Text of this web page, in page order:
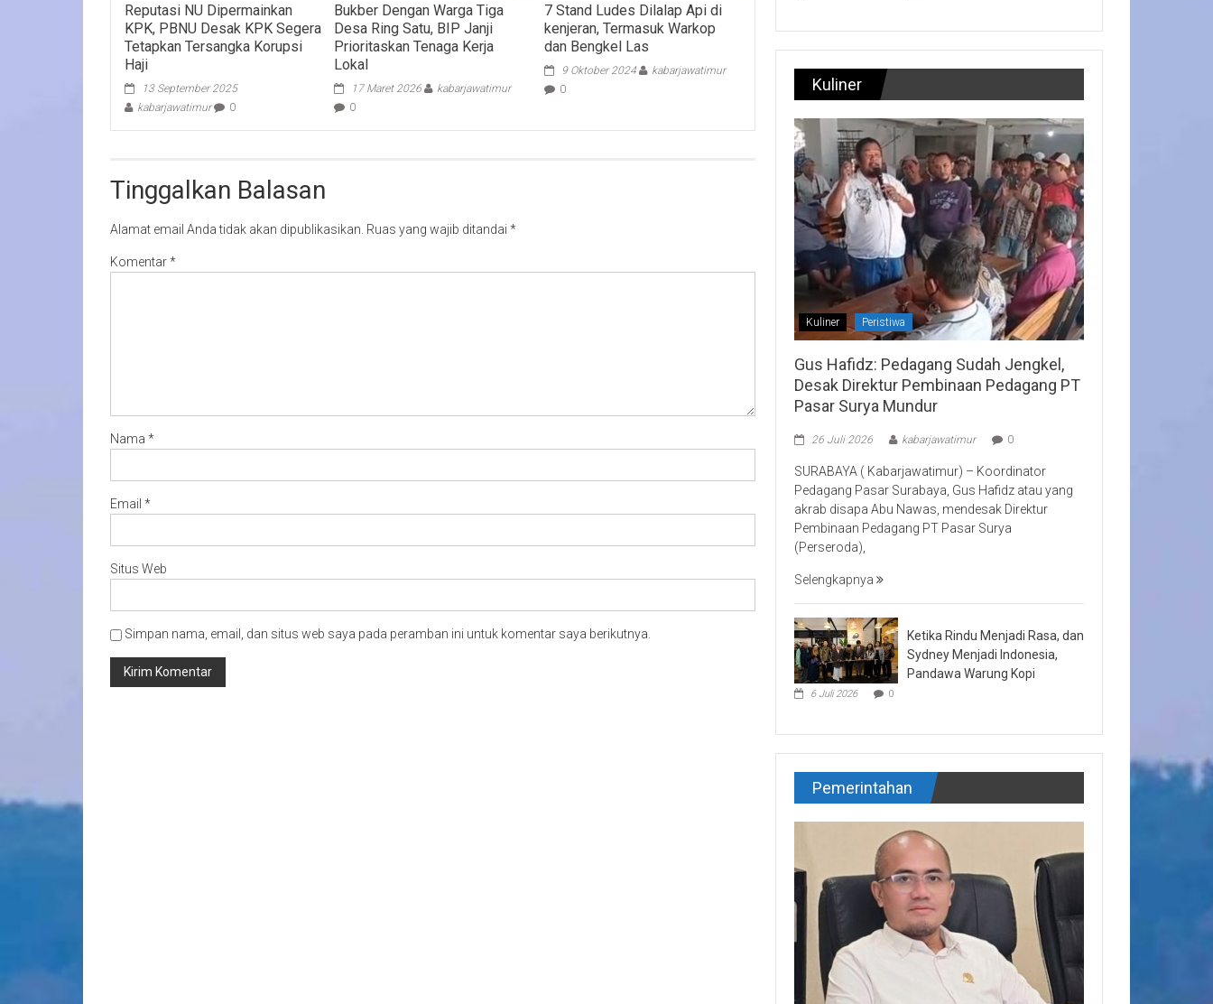
Reputasi NU Dipermainkan
KPK, PBNU Desak KPK Segera
Tetapkan Tersangka Korupsi
Haji
13 September 2025
kabarjawatimur
0
Bukber Dengan Warga Tiga
Desa Ring Satu, BIP Janji
Prioritaskan Tenaga Kerja
Lokal
17 Maret 2026
kabarjawatimur
0
7 Stand Ludes Dilalap Api di
kenjeran, Termasuk Warkop
dan Bengkel Las
9 Oktober 2024
kabarjawatimur
0
Tinggalkan Balasan
Alamat email Anda tidak akan dipublikasikan. Ruas yang wajib ditandai *
Komentar*
Nama *
Email *
Situs Web
Simpan nama, email, dan situs web saya pada peramban ini untuk komentar saya berikutnya.
Kuliner
Kuliner Peristiwa
Gus Hafidz: Pedagang Sudah Jengkel,
Desak Direktur Pembinaan Pedagang PT
Pasar Surya Mundur
26 Juli 2026 kabarjawatimur 0
SURABAYA ( Kabarjawatimur) – Koordinator
Pedagang Pasar Surabaya, Gus Hafidz atau yang
akrab disapa Abu Nawas, mendesak Direktur
Pembinaan Pedagang PT Pasar Surya
(Perseroda),
Selengkapnya
Ketika Rindu Menjadi Rasa, dan
Sydney Menjadi Indonesia,
Pandawa Warung Kopi
6 Juli 2026 0
Pemerintahan